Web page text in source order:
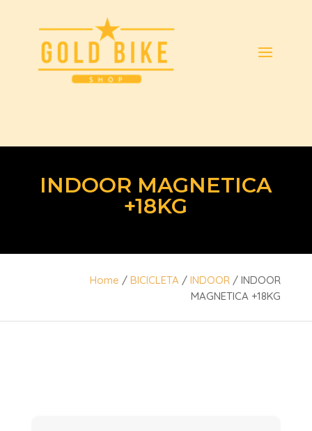
INDOOR MAGNETICA
+18KG
Home /BICICLETA /INDOOR / INDOOR
MAGNETICA +18KG